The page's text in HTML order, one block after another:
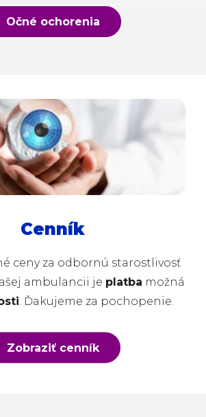
Očné ochorenia
Cenník
ceny za odbornú starostlivosť
ambulancii je platba možná
. Ďakujeme za pochopenie.
Zobraziť cenník